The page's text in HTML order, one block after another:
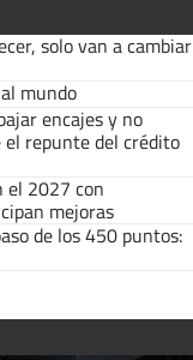
solo van a cambiar
mundo
encajes y no
repunte del crédito
el 2027 con
mejoras
de los 450 puntos: